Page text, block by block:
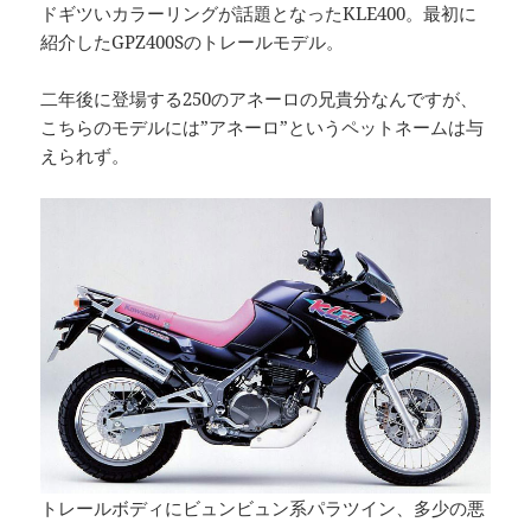
ドギツいカラーリングが話題となったKLE400。最初に
紹介したGPZ400Sのトレールモデル。
二年後に登場する250のアネーロの兄貴分なんですが、
こちらのモデルには”アネーロ”というペットネームは与
えられず。
トレールボディにビュンビュン系パラツイン、多少の悪